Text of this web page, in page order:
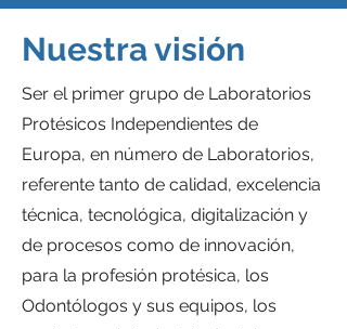
Nuestra visión
Ser el primer grupo de Laboratorios
Protésicos Independientes de
Europa, en número de Laboratorios,
referente tanto de calidad, excelencia
técnica, tecnológica, digitalización y
de procesos como de innovación,
para la profesión protésica, los
Odontólogos y sus equipos, los